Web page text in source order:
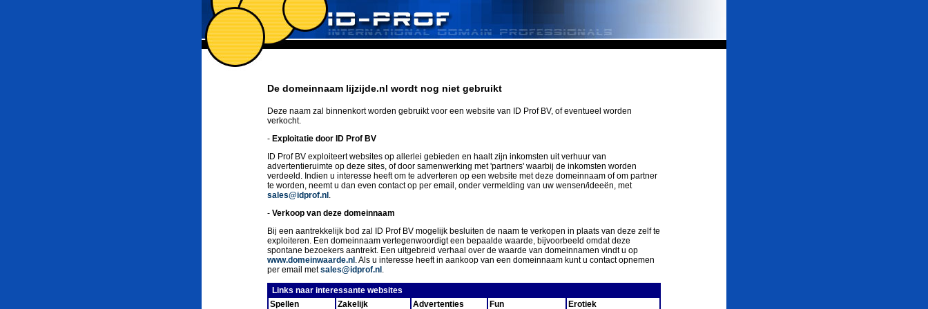
De domeinnaam lijzijde.nl wordt nog niet gebruikt
Deze naam zal binnenkort worden gebruikt voor een website van ID Prof BV, of eventueel worden
verkocht.
- Exploitatie door ID Prof BV
ID Prof BV exploiteert websites op allerlei gebieden en haalt zijn inkomsten uit verhuur van
advertentieruimte op deze sites, of door samenwerking met 'partners' waarbij de inkomsten worden
verdeeld. Indien u interesse heeft om te adverteren op een website met deze domeinnaam of om partner
te worden, neemt u dan even contact op per email, onder vermelding van uw wensen/ideeën, met
sales@idprof.nl .
- Verkoop van deze domeinnaam
Bij een aantrekkelijk bod zal ID Prof BV mogelijk besluiten de naam te verkopen in plaats van deze zelf te
exploiteren. Een domeinnaam vertegenwoordigt een bepaalde waarde, bijvoorbeeld omdat deze
spontane bezoekers aantrekt. Een uitgebreid verhaal over de waarde van domeinnamen vindt u op
www.domeinwaarde.nl . Als u interesse heeft in aankoop van een domeinnaam kunt u contact opnemen
per email metsales@idprof.nl .
Links naar interessante websites
Spellen
Zakelijk
Advertenties
Fun
Erotiek